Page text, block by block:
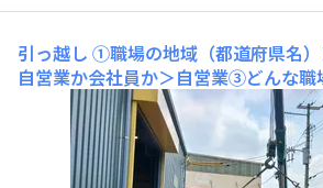
引っ越し ①職場の地域（都道府県名
自営業か会社員か＞自営業③どんな職
しているか＞オートバイのカスタム部
部品まで幅広く！④TORQUEだから良
酷な工場内でも問題なし⑤TORQUEが
のままで！